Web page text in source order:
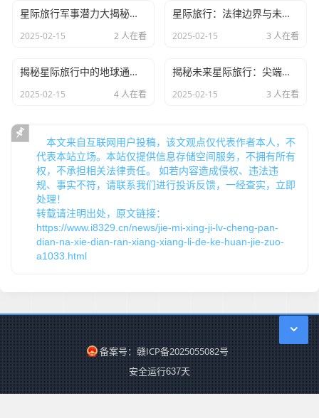
科幻作品往往具有丰富的想象力，它们构建了一个又一个充
满奇思妙想的宇宙，让读者和观众能够体验到不同的世界。
2. 深刻的主题
考。它们通过设定和情节，探讨了一系列深刻的问题。
3. 科技与人文的结合
科幻作品将科技与人文相结合，通过科技的发展来反映和探
讨人类社会的问题，引发人们对未来的思考。
总之，科幻文学和电影以其独特的魅力和深刻的内涵，点燃
了无数人的想象力，成为了人类文化宝库中的瑰宝。
星际旅行军事潜力大揭秘：科技革新背后的军事战略新篇章
2025-02-15 2 人在看
星际旅行：法律边界与未知挑战揭秘
2025-02-15 3 人在看
揭秘星际旅行中的地球通讯秘籍
2025-02-15 4 人在看
揭秘未来星际旅行：尖端船只技术引领宇宙探索新纪元
2025-02-15 3 人在看
本文来自互联网用户投稿，该文观点仅代表作者本人，不
代表本站立场。本站仅提供信息存储空间服务，不拥有所有
权，不承担相关法律责任。 如若内容造成侵权、违法违
规、事实不符，请联系我们进行投诉反馈，一经查实，立即
处理！
转载请注明出处，原文链接：
https://www.i8329.cn/news/jie-mi-xing-ji-lv-cheng-pan-
dian-na-xie-dian-ran-xiang-xiang-li-de-ke-huan-jie-zuo-
a1033.html
备案号：赣ICP备2025055082号
安全运行637天